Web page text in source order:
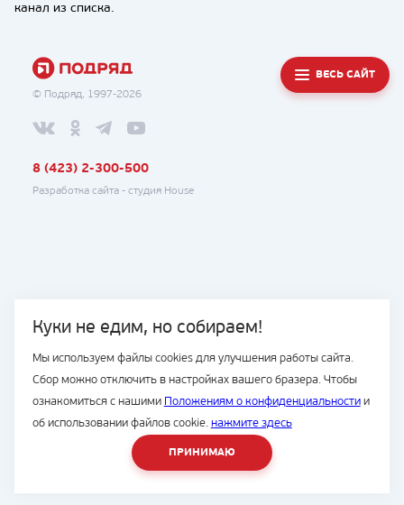
Куки не едим, но собираем!
Мы используем файлы cookies для улучшения работы сайта.
Сбор можно отключить в настройках вашего бразера. Чтобы
ознакомиться с нашими Положениям о конфиденциальностии
об использовании файлов cookie. нажмите здесь
ПРИНИМАЮ
канал из списка.
© Подряд, 1997-2026
ВЕСЬ САЙТ
8 (423) 2-300-500
Разработка сайта - студия House